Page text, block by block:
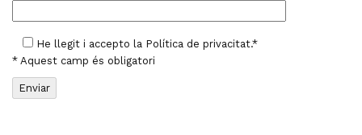
He llegit i accepto la Política de privacitat.*
* Aquest camp és obligatori